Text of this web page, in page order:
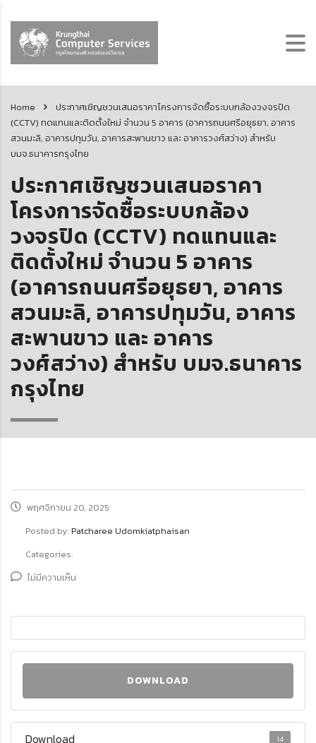
Home
ประกาศเชิญชวนเสนอราคาโครงการจัดซื้อระบบกล้องวงจรปิด
(CCTV) ทดแทนและติดตั้งใหม่ จำนวน 5 อาคาร (อาคารถนนศรีอยุธยา, อาคาร
สวนมะลิ, อาคารปทุมวัน, อาคารสะพานขาว และ อาคารวงศ์สว่าง) สำหรับ
บมจ.ธนาคารกรุงไทย
ประกาศเชิญชวนเสนอราคา
โครงการจัดซื้อระบบกล้อง
วงจรปิด (CCTV) ทดแทนและ
ติดตั้งใหม่ จำนวน 5 อาคาร
(อาคารถนนศรีอยุธยา, อาคาร
สวนมะลิ, อาคารปทุมวัน, อาคาร
สะพานขาว และ อาคาร
วงศ์สว่าง) สำหรับ บมจ.ธนาคาร
กรุงไทย
พฤศจิกายน 20, 2025
Posted by:Patcharee Udomkiatphaisan
Categories:
ไม่มีความเห็น
DOWNLOAD
Download 14